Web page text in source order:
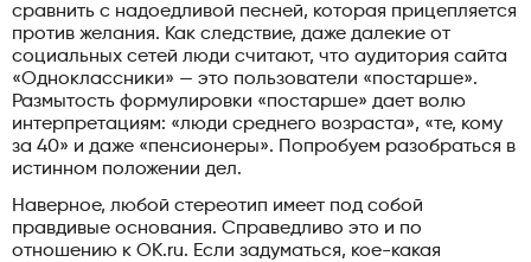
сравнить с надоедливой песней, которая прицепляется
против желания. Как следствие, даже далекие от
социальных сетей люди считают, что аудитория сайта
«Одноклассники» — это пользователи «постарше».
Размытость формулировки «постарше» дает волю
интерпретациям: «люди среднего возраста», «те, кому
за 40» и даже «пенсионеры». Попробуем разобраться в
истинном положении дел.
Наверное, любой стереотип имеет под собой
правдивые основания. Справедливо это и по
отношению к OK.ru. Если задуматься, кое-какая